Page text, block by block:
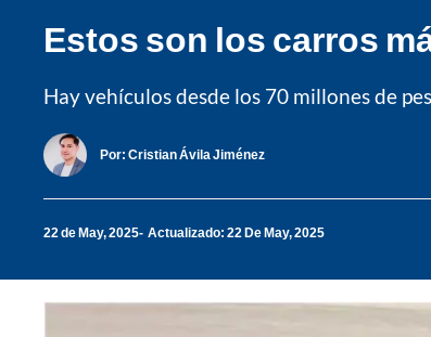
Estos son los carros
Hay vehículos desde los 70 millones de
Por: Cristian Ávila Jiménez
22 de May, 2025 Actualizado: 22 De May, 2025